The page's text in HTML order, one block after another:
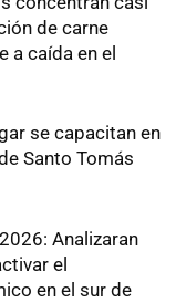
de carne
a caída en el
se capacitan en
Santo Tomás
Analizaran
el
en el sur de